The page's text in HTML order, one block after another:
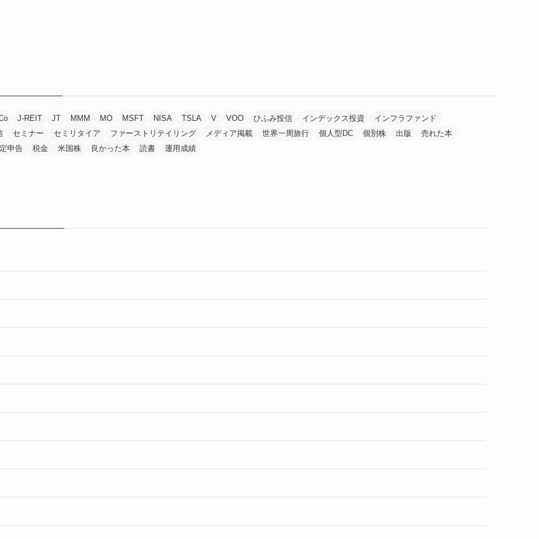
J-REIT JT MMM MO MSFT NISA TSLA V VOO ひふみ投信 インデックス投資
インフラファンド
セミナー セミリタイア ファーストリテイリング メディア掲載 世界一周旅行 個人型DC 個別株 出版
売れた本
申告
税金 米国株 良かった本 読書 運用成績